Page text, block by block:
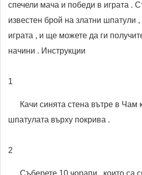
спечели мача и победи в играта .
известен брой на златни шпатули
играта , и ще можете да ги
начини . Инструкции
1
Качи синята стена вътре в Чам
шпатулата върху покрива .
2
Съберете 10 чорапи , които са